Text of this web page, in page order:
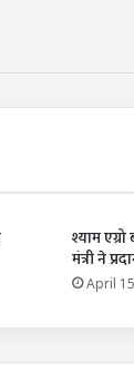
श्याम
मंत्री ने
April